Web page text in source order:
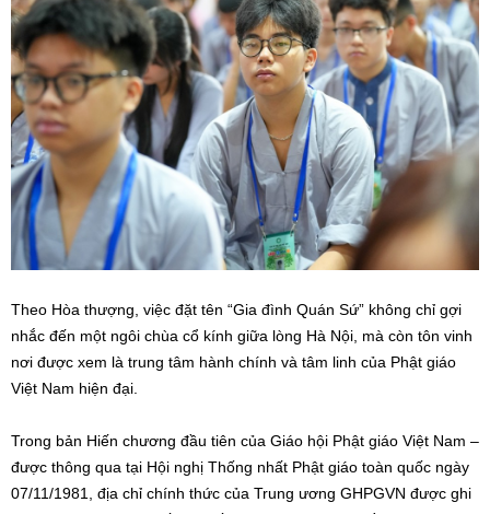
Theo Hòa thượng, việc đặt tên “Gia đình Quán Sứ” không chỉ gợi
nhắc đến một ngôi chùa cổ kính giữa lòng Hà Nội, mà còn tôn vinh
nơi được xem là trung tâm hành chính và tâm linh của Phật giáo
Việt Nam hiện đại.
Trong bản Hiến chương đầu tiên của Giáo hội Phật giáo Việt Nam –
được thông qua tại Hội nghị Thống nhất Phật giáo toàn quốc ngày
07/11/1981, địa chỉ chính thức của Trung ương GHPGVN được ghi